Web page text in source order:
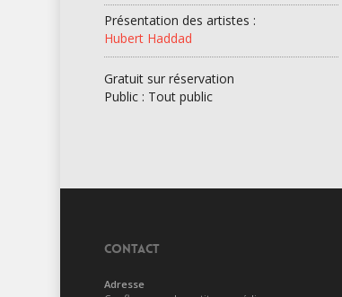
Présentation des artistes :
Hubert Haddad
Gratuit sur réservation
Public : Tout public
CONTACT
Adresse